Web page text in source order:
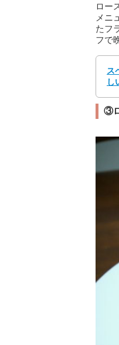
ロー
メニ
たフ
フで
ス
し
③